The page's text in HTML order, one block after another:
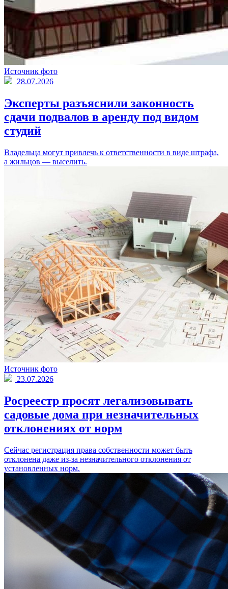
Источник фото
28.07.2026
Эксперты разъяснили законность
сдачи подвалов в аренду под видом
студий
Владельца могут привлечь к ответственности в виде штрафа,
а жильцов — выселить.
Источник фото
23.07.2026
Росреестр просят легализовывать
садовые дома при незначительных
отклонениях от норм
Сейчас регистрация права собственности может быть
отклонена даже из-за незначительного отклонения от
установленных норм.